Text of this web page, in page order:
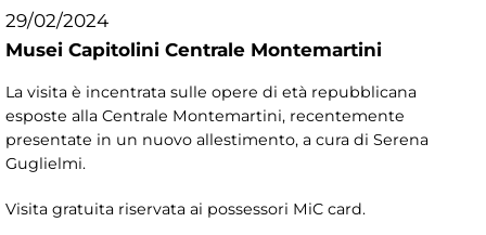
29/02/2024
Musei Capitolini Centrale Montemartini
La visita è incentrata sulle opere di età repubblicana
esposte alla Centrale Montemartini, recentemente
presentate in un nuovo allestimento, a cura di Serena
Guglielmi.
Visita gratuita riservata ai possessori MiC card.